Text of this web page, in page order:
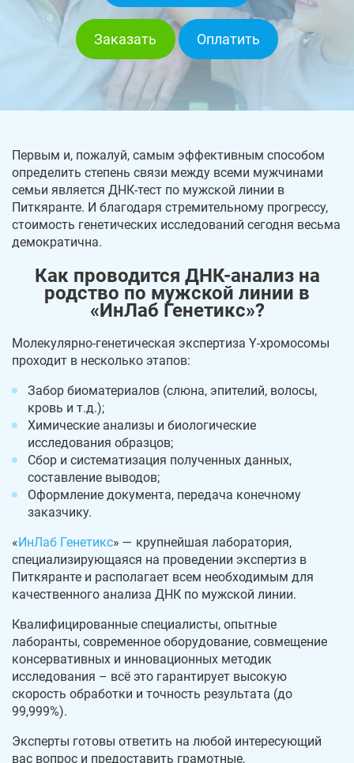
Заказать Оплатить
Первым и, пожалуй, самым эффективным способом
определить степень связи между всеми мужчинами
семьи является ДНК-тест по мужской линии в
Питкяранте. И благодаря стремительному прогрессу,
стоимость генетических исследований сегодня весьма
демократична.
Как проводится ДНК-анализ на
родство по мужской линии в
«ИнЛаб Генетикс»?
Молекулярно-генетическая экспертиза Y-хромосомы
проходит в несколько этапов:
Забор биоматериалов (слюна, эпителий, волосы,
кровь и т.д.);
Химические анализы и биологические
исследования образцов;
Сбор и систематизация полученных данных,
составление выводов;
Оформление документа, передача конечному
заказчику.
«ИнЛаб Генетикс» — крупнейшая лаборатория,
специализирующаяся на проведении экспертиз в
Питкяранте и располагает всем необходимым для
качественного анализа ДНК по мужской линии.
Квалифицированные специалисты, опытные
лаборанты, современное оборудование, совмещение
консервативных и инновационных методик
исследования – всё это гарантирует высокую
скорость обработки и точность результата (до
99,999%).
Эксперты готовы ответить на любой интересующий
вас вопрос и предоставить грамотные,